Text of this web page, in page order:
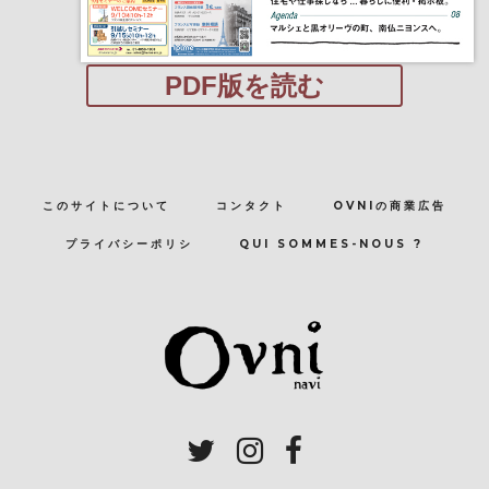
PDF版を読む
このサイトについて コンタクト OVNIの商業広告
プライバシーポリシ QUI SOMMES-NOUS ?